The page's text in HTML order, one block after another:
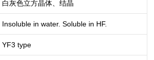
白灰色立方晶体、结晶
Insoluble in water. Soluble in HF.
YF3 type